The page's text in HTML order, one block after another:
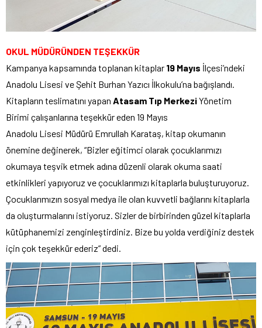
OKUL MÜDÜRÜNDEN TEŞEKKÜR
Kampanya kapsamında toplanan kitaplar 19 Mayıs İlçesi’ndeki
Anadolu Lisesi ve Şehit Burhan Yazıcı İlkokulu’na bağışlandı.
Kitapların teslimatını yapan Atasam Tıp MerkeziYönetim
Birimi çalışanlarına teşekkür eden 19 Mayıs
Anadolu Lisesi Müdürü Emrullah Karataş, kitap okumanın
önemine değinerek, “Bizler eğitimci olarak çocuklarımızı
okumaya teşvik etmek adına düzenli olarak okuma saati
etkinlikleri yapıyoruz ve çocuklarımızı kitaplarla buluşturuyoruz.
Çocuklarımızın sosyal medya ile olan kuvvetli bağlarını kitaplarla
da oluşturmalarını istiyoruz. Sizler de birbirinden güzel kitaplarla
kütüphanemizi zenginleştirdiniz. Bize bu yolda verdiğiniz destek
için çok teşekkür ederiz” dedi.